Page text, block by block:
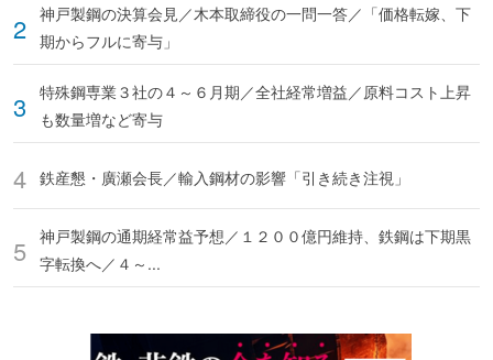
神戸製鋼の決算会見／木本取締役の一問一答／「価格転嫁、下
期からフルに寄与」
特殊鋼専業３社の４～６月期／全社経常増益／原料コスト上昇
も数量増など寄与
鉄産懇・廣瀬会長／輸入鋼材の影響「引き続き注視」
神戸製鋼の通期経常益予想／１２００億円維持、鉄鋼は下期黒
字転換へ／４～...